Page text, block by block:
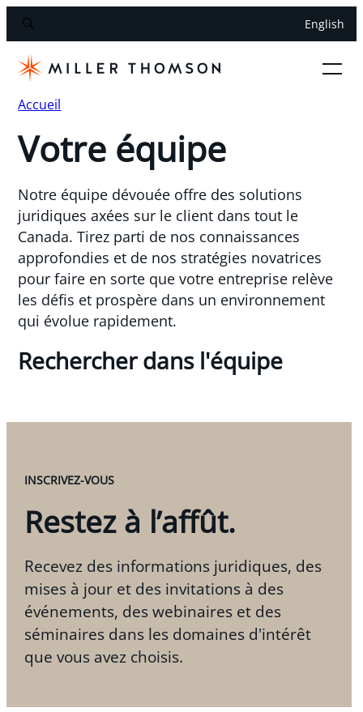
English
Accueil
Votre équipe
Notre équipe dévouée offre des solutions
juridiques axées sur le client dans tout le
Canada. Tirez parti de nos connaissances
approfondies et de nos stratégies novatrices
pour faire en sorte que votre entreprise relève
les défis et prospère dans un environnement
qui évolue rapidement.
Rechercher dans l'équipe
INSCRIVEZ-VOUS
Restez à l’affût.
Recevez des informations juridiques, des
mises à jour et des invitations à des
événements, des webinaires et des
séminaires dans les domaines d'intérêt
que vous avez choisis.